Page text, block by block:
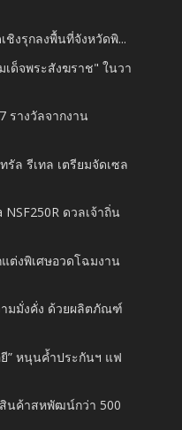
ชิงรุกลงพื้นที่จังหวัดพิ...
เด็จพระสังฆราช" ในวา
รางวัลจากงาน
รัล รีเทล เตรียมจัดเซล
ดวลเจ้าถิ่น
ต่งพิเศษอวดโฉมงาน
มมั่งคั่ง ด้วยผลิตภัณฑ์
ยี” หนุนค้ำประกันฯ แฟ
นค้าสหพัฒน์กว่า 500